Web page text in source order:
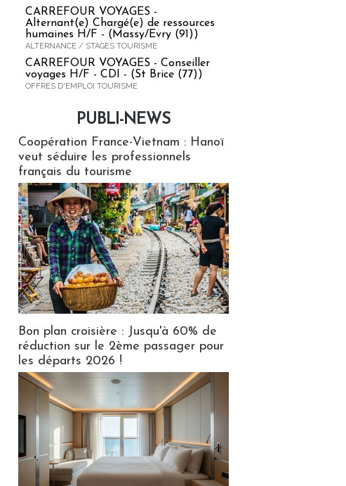
CARREFOUR VOYAGES -
Alternant(e) Chargé(e) de ressources
humaines H/F - (Massy/Evry (91))
ALTERNANCE / STAGES TOURISME
CARREFOUR VOYAGES - Conseiller
voyages H/F - CDI - (St Brice (77))
OFFRES D'EMPLOI TOURISME
PUBLI-NEWS
Coopération France-Vietnam : Hanoï
veut séduire les professionnels
français du tourisme
Bon plan croisière : Jusqu'à 60% de
réduction sur le 2ème passager pour
les départs 2026 !